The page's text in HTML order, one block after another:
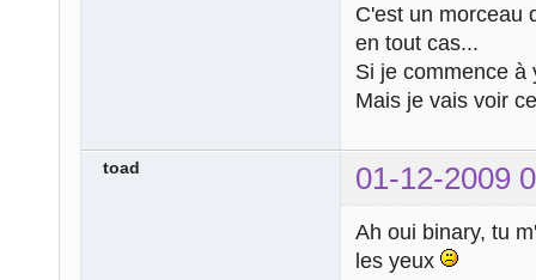
C'est un morceau
en tout cas...
Si je commence à
Mais je vais voir
toad 01-12-2009
Ah oui binary, tu
les yeux